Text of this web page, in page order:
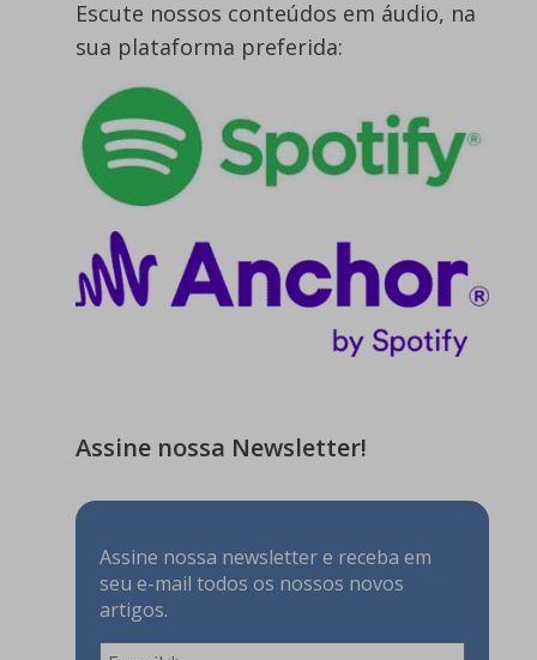
Escute nossos conteúdos em áudio, na
sua plataforma preferida:
Assine nossa Newsletter!
Assine nossa newsletter e receba em
seu e-mail todos os nossos novos
artigos.